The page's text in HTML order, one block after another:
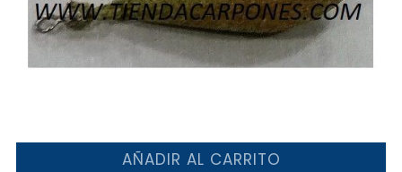
AÑADIR AL CARRITO